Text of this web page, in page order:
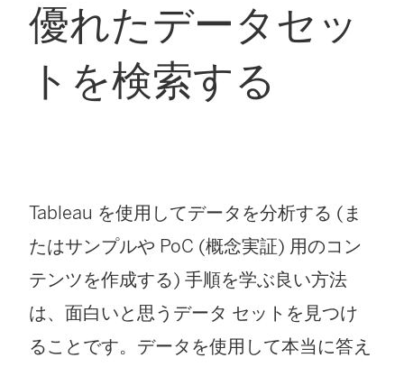
優れたデータセッ
トを検索する
Tableau を使用してデータを分析する (ま
たはサンプルや PoC (概念実証) 用のコン
テンツを作成する) 手順を学ぶ良い方法
は、面白いと思うデータ セットを見つけ
ることです。データを使用して本当に答え